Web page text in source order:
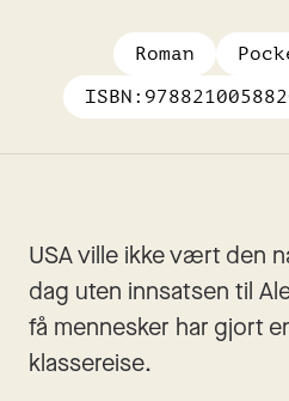
Roman
ISBN:
USA ville ikke vært den
dag uten innsatsen til
få mennesker har gjort
klassereise.